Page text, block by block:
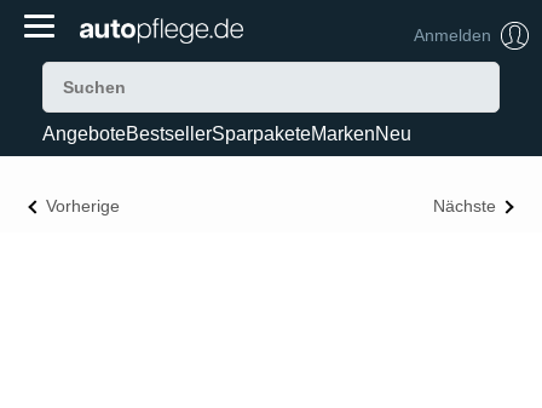
Anmelden
AngeboteBestsellerSparpaketeMarkenNeu
Vorherige Nächste